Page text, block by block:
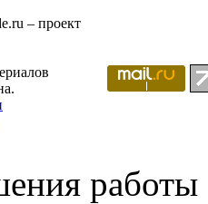
– проект
работы